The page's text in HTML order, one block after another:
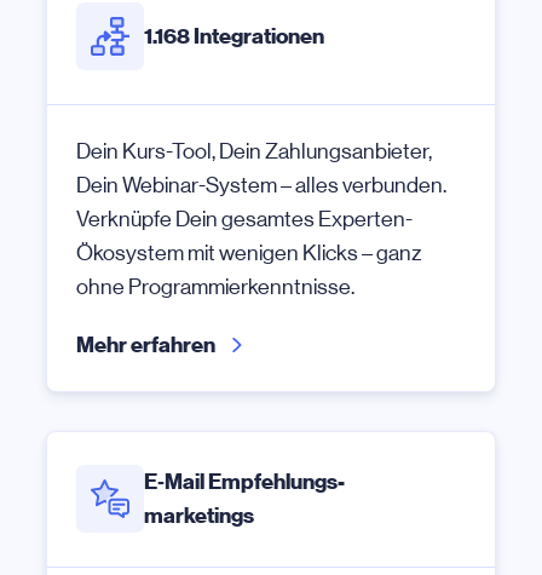
1.168 Integrationen
Dein Kurs-Tool, Dein Zahlungsanbieter,
Dein Webinar-System – alles verbunden.
Verknüpfe Dein gesamtes Experten-
Ökosystem mit wenigen Klicks – ganz
ohne Programmierkenntnisse.
Mehr erfahren
E‑Mail Empfehlungs-
marketings